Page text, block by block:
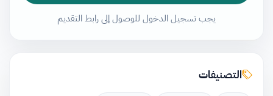
يجب تسجيل الدخول للوصول إلى رابط التقديم
التصنيفات